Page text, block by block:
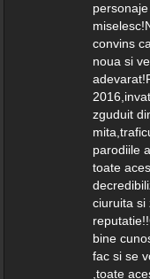
convins
noua si
zguduit
parodiile
toate
ciuruita si
bine
fac si se
,toate